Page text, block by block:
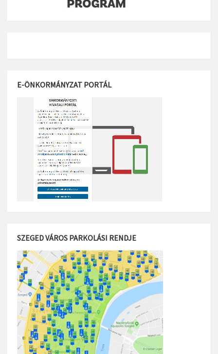
E-ÖNKORMÁNYZAT PORTÁL
SZEGED VÁROS PARKOLÁSI RENDJE